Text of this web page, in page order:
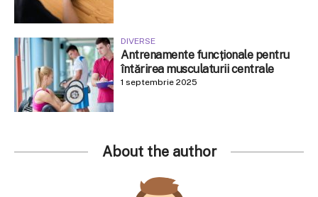
DIVERSE
Antrenamente funcționale pentru
întărirea musculaturii centrale
1 septembrie 2025
About the author